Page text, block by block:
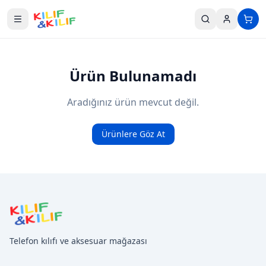
Ürün Bulunamadı
Aradığınız ürün mevcut değil.
Ürünlere Göz At
Telefon kılıfı ve aksesuar mağazası